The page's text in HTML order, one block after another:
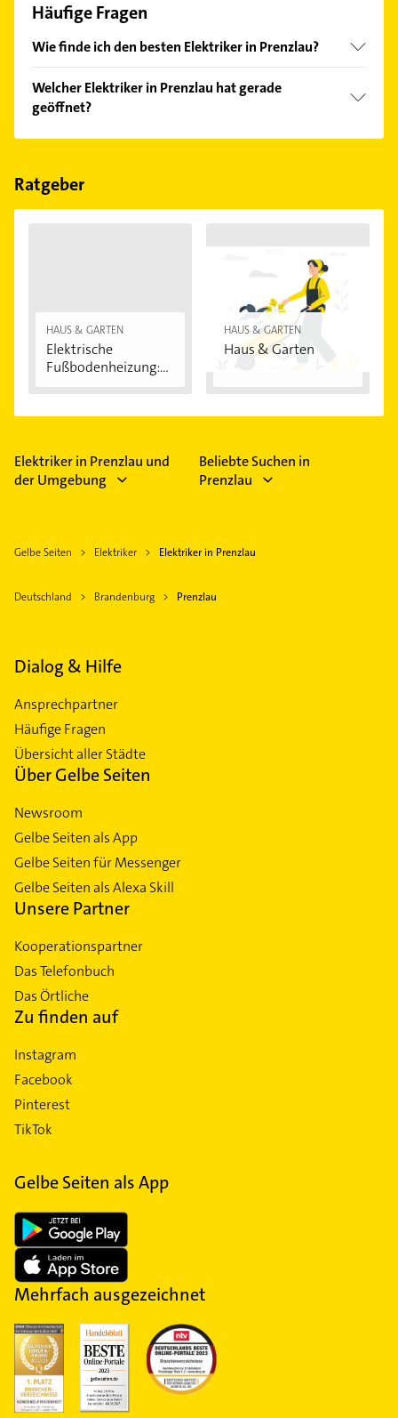
Häufige Fragen
Wie finde ich den besten Elektriker in Prenzlau?
Kundenmeinungen und profitieren Sie von den
Empfehlungen. Die Suchergebnisse können Sie sich
einfach nachBewertungensortiert anzeigen lassen.
Welcher Elektriker in Prenzlau hat gerade
geöffnet?
Im Anbieter-Bereich finden Sie alleÖffnungszeiten.
Feiertagen abweichen können.
Ratgeber
HAUS & GARTEN
Elektrische
Fußbodenheizung:
HAUS & GARTEN
Haus & Garten
Elektriker in Prenzlau und
der Umgebung
Beliebte Suchen in
Prenzlau
Gelbe Seiten Elektriker Elektriker in Prenzlau
Deutschland Brandenburg Prenzlau
Dialog & Hilfe
Ansprechpartner
Häufige Fragen
Übersicht aller Städte
Über Gelbe Seiten
Newsroom
Gelbe Seiten als App
Gelbe Seiten für Messenger
Gelbe Seiten als Alexa Skill
Unsere Partner
Kooperationspartner
Das Telefonbuch
Das Örtliche
Zu finden auf
Instagram
Facebook
Pinterest
TikTok
Gelbe Seiten als App
Mehrfach ausgezeichnet